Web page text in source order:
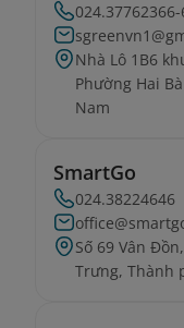
Nhà Lô 1B6
Phường Hai
Nam
SmartGo
024.38224646
Số 69 Vân
Trưng, Thành